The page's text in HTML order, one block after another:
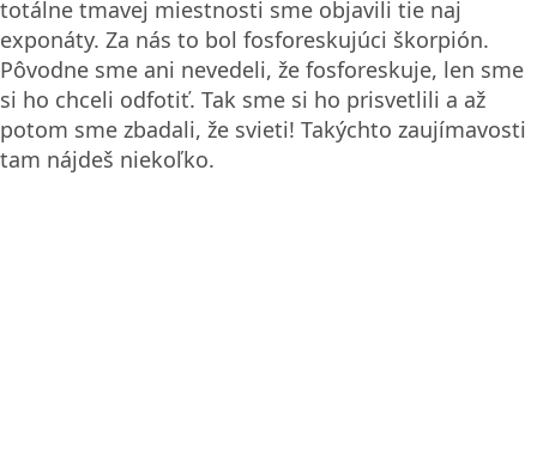
totálne tmavej miestnosti sme objavili tie naj
exponáty. Za nás to bol fosforeskujúci škorpión.
Pôvodne sme ani nevedeli, že fosforeskuje, len sme
si ho chceli odfotiť. Tak sme si ho prisvetlili a až
potom sme zbadali, že svieti! Takýchto zaujímavosti
tam nájdeš niekoľko.